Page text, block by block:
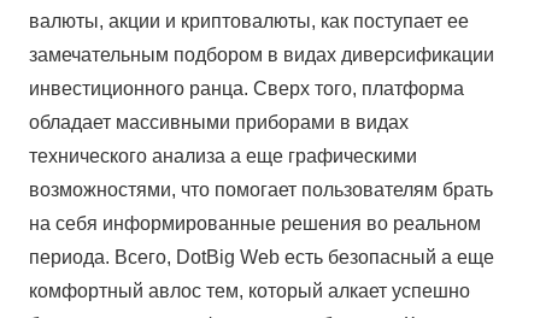
валюты, акции и криптовалюты, как поступает ее
замечательным подбором в видах диверсификации
инвестиционного ранца. Сверх того, платформа
обладает массивными приборами в видах
технического анализа а еще графическими
возможностями, что помогает пользователям брать
на себя информированные решения во реальном
периода. Всего, DotBig Web есть безопасный а еще
комфортный авлос тем, который алкает успешно